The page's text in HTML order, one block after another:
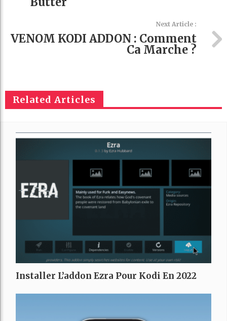
Next Article :
VENOM KODI ADDON : Comment
Ca Marche ?
Related Articles
Installer L’addon Ezra Pour Kodi En 2022